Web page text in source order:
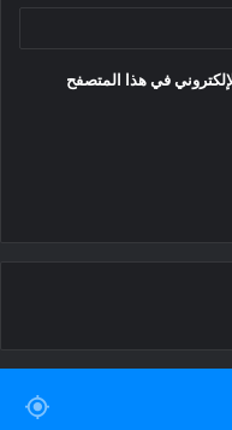
في هذا المتصفح